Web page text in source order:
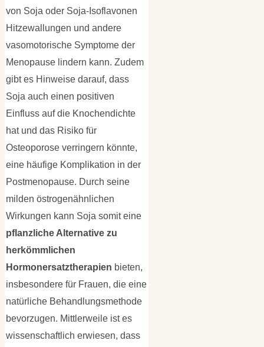
von Soja oder Soja-Isoflavonen
Hitzewallungen und andere
vasomotorische Symptome der
Menopause lindern kann. Zudem
gibt es Hinweise darauf, dass
Soja auch einen positiven
Einfluss auf die Knochendichte
hat und das Risiko für
Osteoporose verringern könnte,
eine häufige Komplikation in der
Postmenopause. Durch seine
milden östrogenähnlichen
Wirkungen kann Soja somit eine
pflanzliche Alternative zu
herkömmlichen
Hormonersatztherapien bieten,
insbesondere für Frauen, die eine
natürliche Behandlungsmethode
bevorzugen. Mittlerweile ist es
wissenschaftlich erwiesen, dass